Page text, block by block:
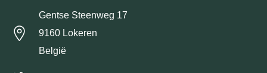
Gentse Steenweg 17
9160 Lokeren
België